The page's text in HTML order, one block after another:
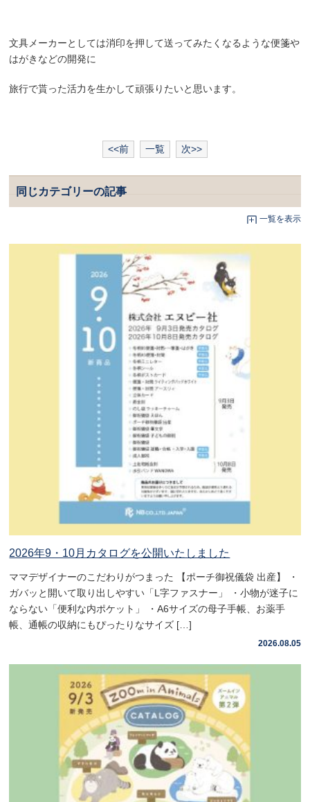
文具メーカーとしては消印を押して送ってみたくなるような便箋や
はがきなどの開発に
旅行で貰った活力を生かして頑張りたいと思います。
<<前 一覧 次>>
同じカテゴリーの記事
一覧を表示
2026年9・10月カタログを公開いたしました
ママデザイナーのこだわりがつまった 【ポーチ御祝儀袋 出産】 ・
ガバッと開いて取り出しやすい「L字ファスナー」 ・小物が迷子に
ならない「便利な内ポケット」 ・A6サイズの母子手帳、お薬手
帳、通帳の収納にもぴったりなサイズ […]
2026.08.05